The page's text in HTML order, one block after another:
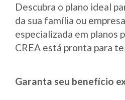
Descubra o plano ideal
da sua família ou
especializada em planos
CREA está pronta para
Garanta seu benefício